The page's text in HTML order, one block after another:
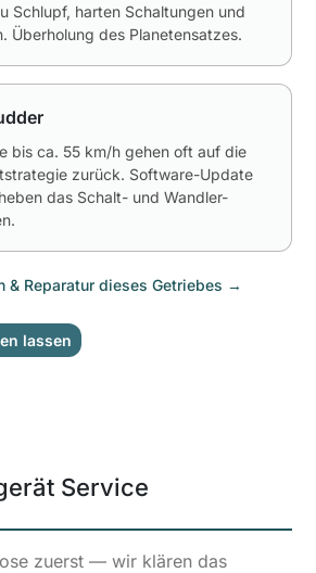
Schlupf, harten Schaltungen und
Überholung des Planetensatzes.
bis ca. 55 km/h gehen oft auf die
zurück. Software-Update
das Schalt- und Wandler-
& Reparatur dieses Getriebes →
lassen
Service
zuerst — wir klären das